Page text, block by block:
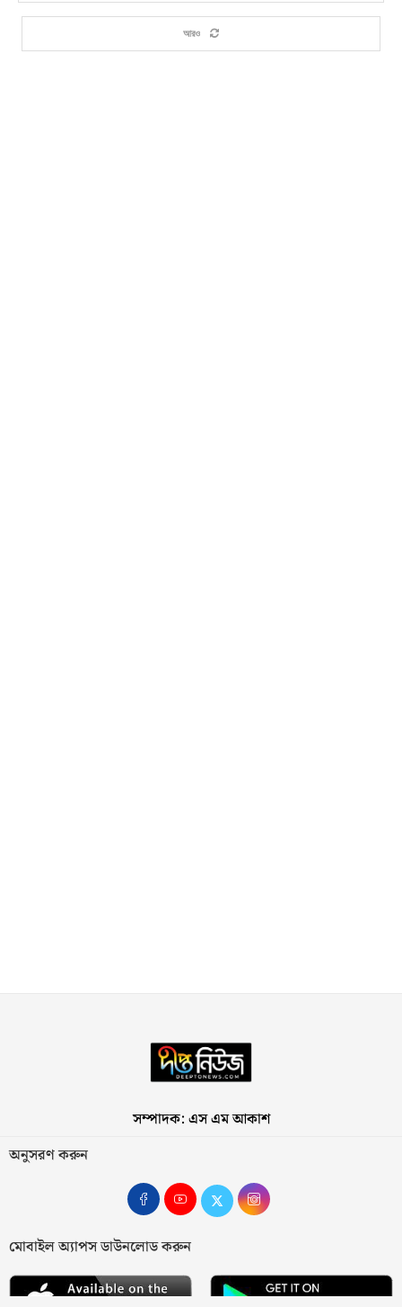
আরও
সম্পাদক: এস এম আকাশ
অনুসরণ করুন
মোবাইল অ্যাপস ডাউনলোড করুন